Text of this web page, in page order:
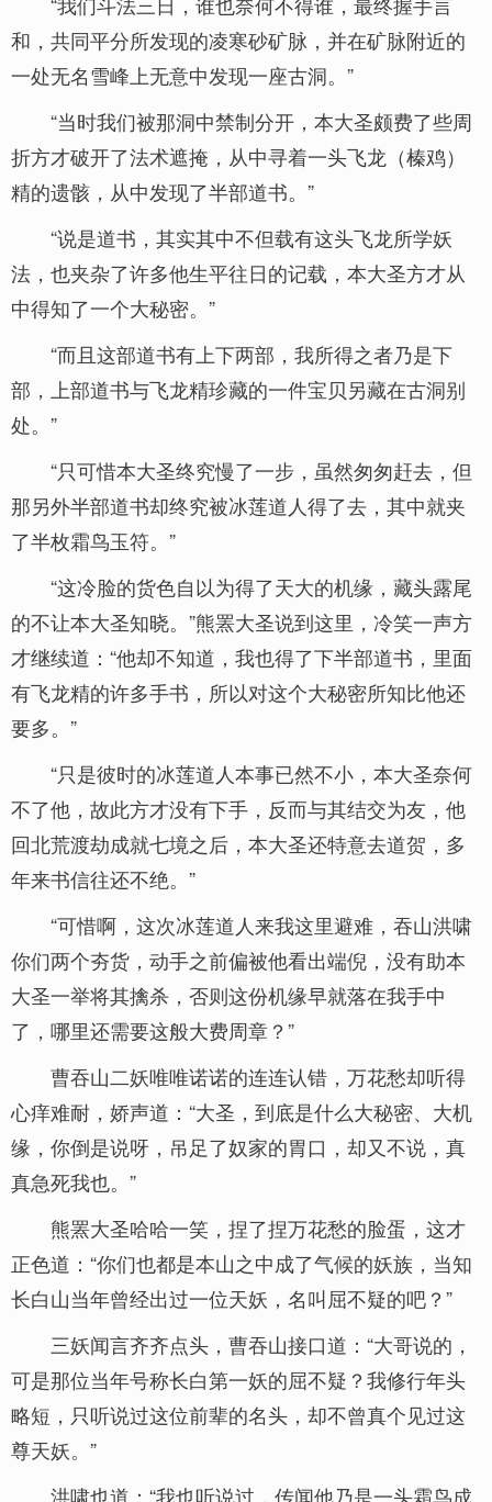
和，共同平分所发现的凌寒砂矿脉，并在矿脉附近的
一处无名雪峰上无意中发现一座古洞。”
“当时我们被那洞中禁制分开，本大圣颇费了些周
折方才破开了法术遮掩，从中寻着一头飞龙（榛鸡）
精的遗骸，从中发现了半部道书。”
“说是道书，其实其中不但载有这头飞龙所学妖
法，也夹杂了许多他生平往日的记载，本大圣方才从
中得知了一个大秘密。”
“而且这部道书有上下两部，我所得之者乃是下
部，上部道书与飞龙精珍藏的一件宝贝另藏在古洞别
处。”
“只可惜本大圣终究慢了一步，虽然匆匆赶去，但
那另外半部道书却终究被冰莲道人得了去，其中就夹
了半枚霜鸟玉符。”
“这冷脸的货色自以为得了天大的机缘，藏头露尾
的不让本大圣知晓。”熊罴大圣说到这里，冷笑一声方
才继续道：“他却不知道，我也得了下半部道书，里面
有飞龙精的许多手书，所以对这个大秘密所知比他还
要多。”
“只是彼时的冰莲道人本事已然不小，本大圣奈何
不了他，故此方才没有下手，反而与其结交为友，他
回北荒渡劫成就七境之后，本大圣还特意去道贺，多
年来书信往还不绝。”
“可惜啊，这次冰莲道人来我这里避难，吞山洪啸
你们两个夯货，动手之前偏被他看出端倪，没有助本
大圣一举将其擒杀，否则这份机缘早就落在我手中
了，哪里还需要这般大费周章？”
曹吞山二妖唯唯诺诺的连连认错，万花愁却听得
心痒难耐，娇声道：“大圣，到底是什么大秘密、大机
缘，你倒是说呀，吊足了奴家的胃口，却又不说，真
真急死我也。”
熊罴大圣哈哈一笑，捏了捏万花愁的脸蛋，这才
正色道：“你们也都是本山之中成了气候的妖族，当知
长白山当年曾经出过一位天妖，名叫屈不疑的吧？”
三妖闻言齐齐点头，曹吞山接口道：“大哥说的，
可是那位当年号称长白第一妖的屈不疑？我修行年头
略短，只听说过这位前辈的名头，却不曾真个见过这
尊天妖。”
洪啸也道：“我也听说过，传闻他乃是一头霜鸟成